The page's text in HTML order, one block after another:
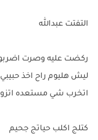
التفتت عبدالله
ركضت عليه وصرت
ليش هليوم راح اخذ
اتخرب شي مستعده
كتلج اكلب حياتج جحيم